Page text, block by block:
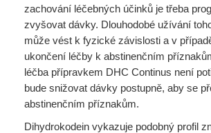
zachování léčebných účinků je třeba
zvyšovat dávky. Dlouhodobé užívání
může vést k fyzické závislosti a v
ukončení léčby k abstinenčním
léčba přípravkem DHC Continus není
bude snižovat dávky postupně, aby se
abstinenčním příznakům.
Dihydrokodein vykazuje podobný profil